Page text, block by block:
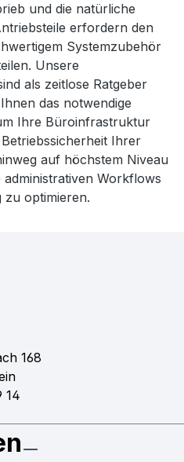
und die natürliche
erfordern den
Systemzubehör
Unsere
als zeitlose Ratgeber
das notwendige
Ihre Büroinfrastruktur
Ihrer
auf höchstem Niveau
Workflows
zu optimieren.
168
14